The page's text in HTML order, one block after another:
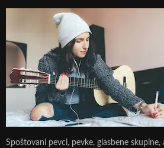
Spoštovani pevci, pevke, glasbene